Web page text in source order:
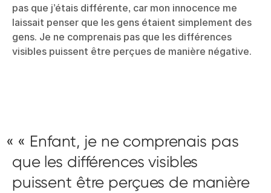
pas que j’étais différente, car mon innocence me
laissait penser que les gens étaient simplement des
gens. Je ne comprenais pas que les différences
visibles puissent être perçues de manière négative.
« Enfant, je ne comprenais pas
que les différences visibles
puissent être perçues de manière